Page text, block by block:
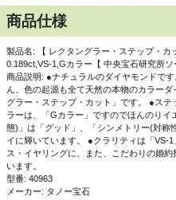
商品仕様
製品名: 【 レクタングラー・ステップ・
0.189ct,VS-1,Gカラー【 中央宝石研究所
商品説明: ●ナチュラルのダイヤモンドで
ん、色の起源も全て天然の本物のカラー
グラー・ステップ・カット」です。 ●ス
ラーは、「Gカラー」ですのでほんのり
態)」は「グッド」、「シンメトリー(対称
イに輝いています。 ●クラリティは「VS-
ス・イヤリングに、また、こだわりの婚
います。
型番: 40963
メーカー: タノー宝石